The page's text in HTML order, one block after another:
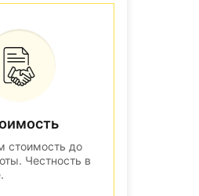
стоимость до
Честность в